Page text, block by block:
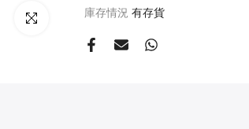
點擊放大
庫存情況 有存貨